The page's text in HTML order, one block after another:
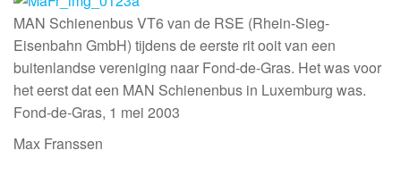
MAN Schienenbus VT6 van de RSE (Rhein-Sieg-
Eisenbahn GmbH) tijdens de eerste rit ooit van een
buitenlandse vereniging naar Fond-de-Gras. Het was voor
het eerst dat een MAN Schienenbus in Luxemburg was.
Fond-de-Gras, 1 mei 2003
Max Franssen